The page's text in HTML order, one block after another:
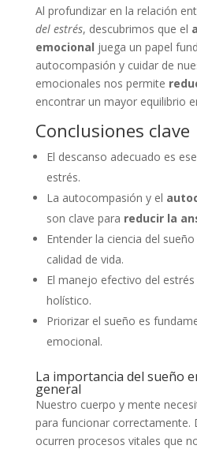
Al profundizar en la relación
del estrés, descubrimos que el
emocional juega un papel
autocompasión y cuidar de
emocionales nos permite
encontrar un mayor equilibrio
Conclusiones clave
El descanso adecuado es
estrés.
La autocompasión y el
son clave para reducir la
Entender la ciencia del
calidad de vida.
El manejo efectivo del
holístico.
Priorizar el sueño es
emocional.
La importancia del sueño
general
Nuestro cuerpo y mente
para funcionar correctamente.
ocurren procesos vitales que